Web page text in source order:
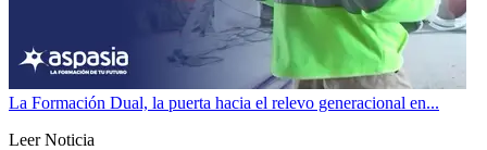
La Formación Dual, la puerta hacia el relevo generacional en...
Leer Noticia